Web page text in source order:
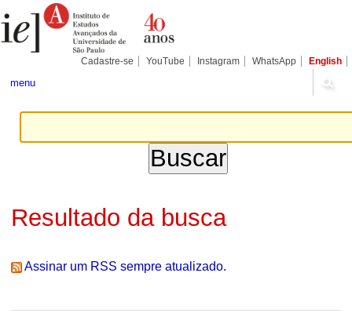
para
conteúdo.
Pessoais
Cadastre-se YouTube Instagram WhatsApp English
menu
Resultado da busca
Assinar um RSS sempre atualizado.